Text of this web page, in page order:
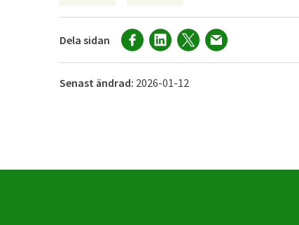
Dela sidan
Senast ändrad: 2026-01-12